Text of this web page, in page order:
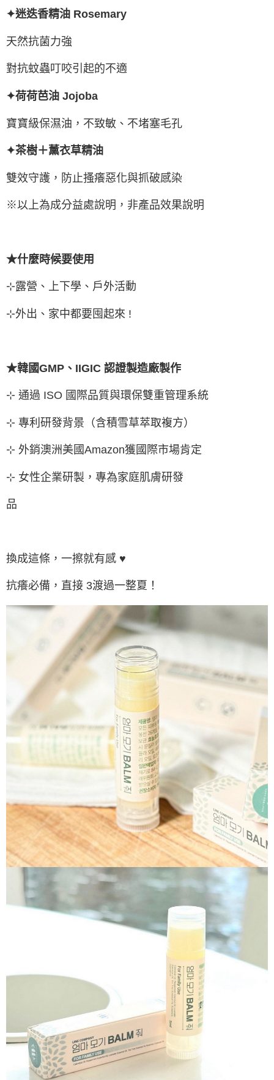
✦迷迭香精油 Rosemary
天然抗菌力強
對抗蚊蟲叮咬引起的不適
✦荷荷芭油 Jojoba
寶寶級保濕油，不致敏、不堵塞毛孔
✦茶樹＋薰衣草精油
雙效守護，防止搔癢惡化與抓破感染
※以上為成分益處說明，非產品效果說明
★什麼時候要使用
⊹露營、上下學、戶外活動
⊹外出、家中都要囤起來 !
★韓國GMP、IIGIC 認證製造廠製作
⊹ 通過 ISO 國際品質與環保雙重管理系統
⊹ 專利研發背景（含積雪草萃取複方）
⊹ 外銷澳洲美國Amazon獲國際市場肯定
⊹ 女性企業研製，專為家庭肌膚研發
品
換成這條，一擦就有感 ♥
抗癢必備，直接 3渡過一整夏！